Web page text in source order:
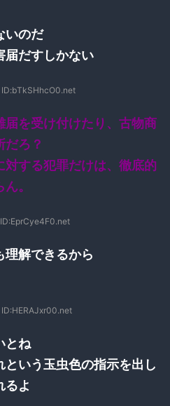
いのだ
届だすしかない
ID:bTkSHhcO0.net
を受け付けたり、古物商
だろ？
する犯罪だけは、徹底的
。
理解できるから
とね
いう玉虫色の指示を出し
るよ